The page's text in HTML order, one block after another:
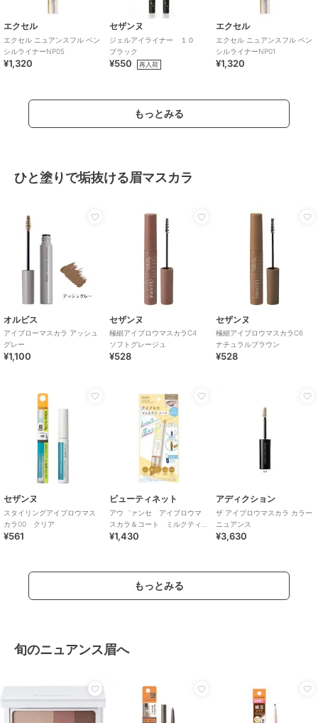
エクセル
エクセル ニュアンスフル ペン
シルライナーNP05
¥1,320
セザンヌ
ジェルアイライナー １０
ブラック
¥550 再入荷
エクセル
エクセル ニュアンスフル ペン
シルライナーNP01
¥1,320
もっとみる
ひと塗りで垢抜ける眉マスカラ
オルビス
アイブローマスカラ アッシュ
グレー
¥1,100
セザンヌ
極細アイブロウマスカラC4
ソフトグレージュ
¥528
セザンヌ
極細アイブロウマスカラC6
ナチュラルブラウン
¥528
セザンヌ
スタイリングアイブロウマス
カラ00 クリア
¥561
ビューティネット
アウ゛ァンセ アイブロウマ
スカラ＆コート ミルクティ
ー ２５ｇ
¥1,430
アディクション
ザ アイブロウマスカラ カラー
ニュアンス
¥3,630
もっとみる
旬のニュアンス眉へ